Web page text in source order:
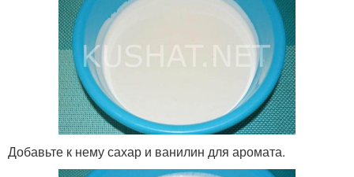
Добавьте к нему сахар и ванилин для аромата.